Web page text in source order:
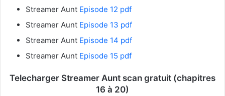
Streamer Aunt Episode 12 pdf
Streamer Aunt Episode 13 pdf
Streamer Aunt Episode 14 pdf
Streamer Aunt Episode 15 pdf
Telecharger Streamer Aunt scan gratuit (chapitres
16 à 20)